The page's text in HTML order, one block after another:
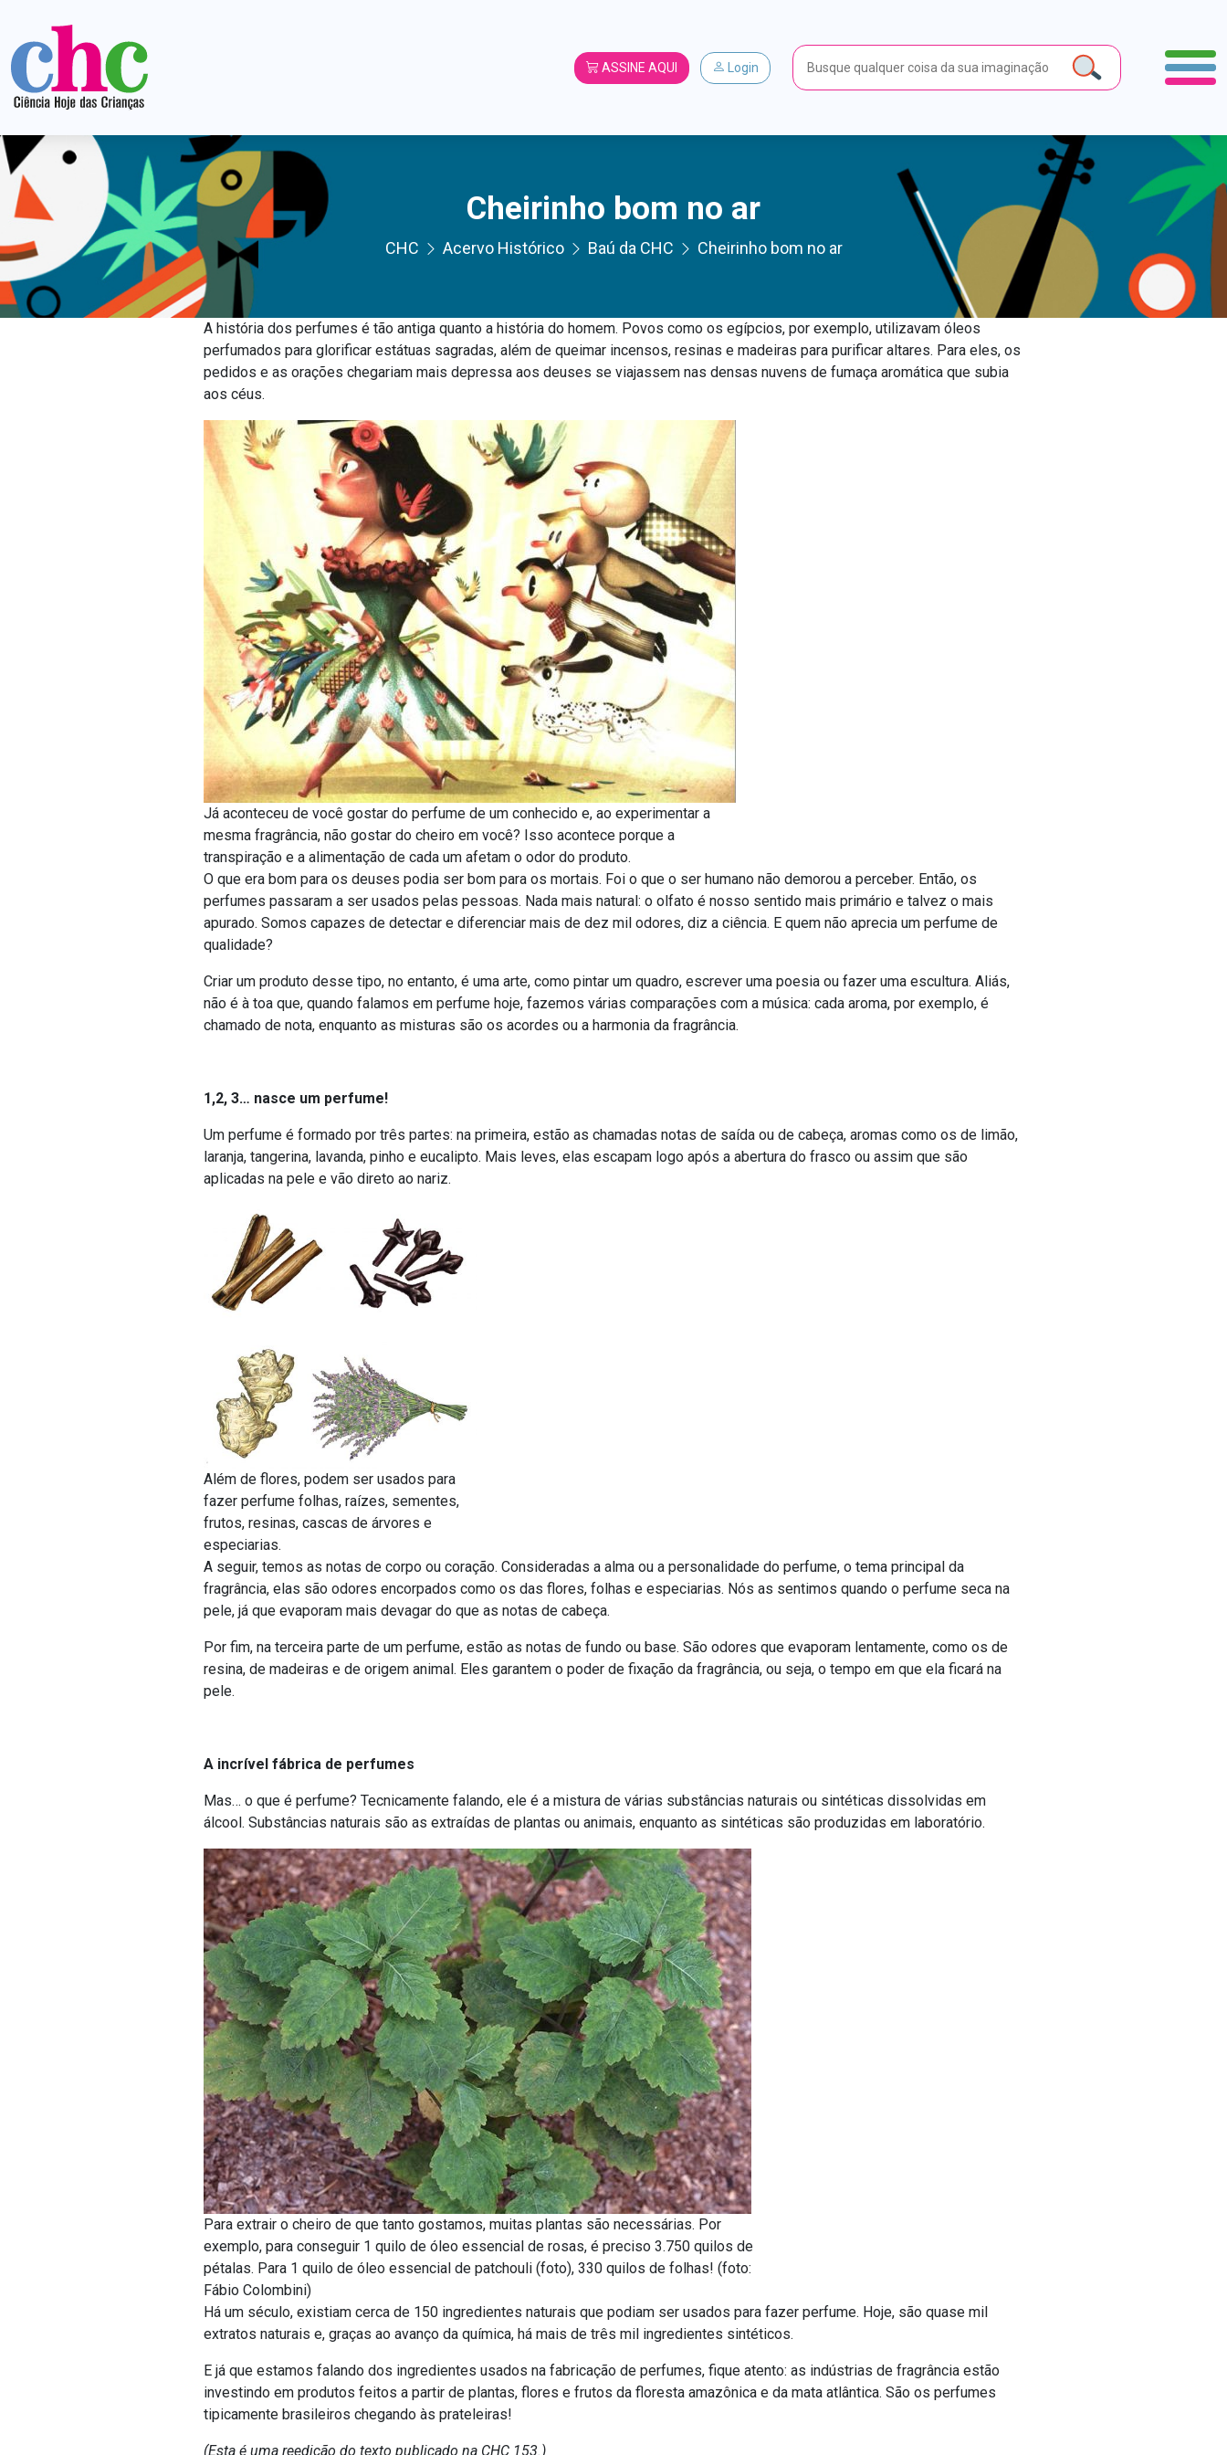
ASSINE AQUI Login
Cheirinho bom no ar
CHC Acervo Histórico Baú da CHC Cheirinho bom no ar
A história dos perfumes é tão antiga quanto a história do homem. Povos como os egípcios, por exemplo, utilizavam óleos
perfumados para glorificar estátuas sagradas, além de queimar incensos, resinas e madeiras para purificar altares. Para eles, os
pedidos e as orações chegariam mais depressa aos deuses se viajassem nas densas nuvens de fumaça aromática que subia
aos céus.
Já aconteceu de você gostar do perfume de um conhecido e, ao experimentar a
mesma fragrância, não gostar do cheiro em você? Isso acontece porque a
transpiração e a alimentação de cada um afetam o odor do produto.
O que era bom para os deuses podia ser bom para os mortais. Foi o que o ser humano não demorou a perceber. Então, os
perfumes passaram a ser usados pelas pessoas. Nada mais natural: o olfato é nosso sentido mais primário e talvez o mais
apurado. Somos capazes de detectar e diferenciar mais de dez mil odores, diz a ciência. E quem não aprecia um perfume de
qualidade?
Criar um produto desse tipo, no entanto, é uma arte, como pintar um quadro, escrever uma poesia ou fazer uma escultura. Aliás,
não é à toa que, quando falamos em perfume hoje, fazemos várias comparações com a música: cada aroma, por exemplo, é
chamado de nota, enquanto as misturas são os acordes ou a harmonia da fragrância.
1,2, 3… nasce um perfume!
Um perfume é formado por três partes: na primeira, estão as chamadas notas de saída ou de cabeça, aromas como os de limão,
laranja, tangerina, lavanda, pinho e eucalipto. Mais leves, elas escapam logo após a abertura do frasco ou assim que são
aplicadas na pele e vão direto ao nariz.
Além de flores, podem ser usados para
fazer perfume folhas, raízes, sementes,
frutos, resinas, cascas de árvores e
especiarias.
A seguir, temos as notas de corpo ou coração. Consideradas a alma ou a personalidade do perfume, o tema principal da
fragrância, elas são odores encorpados como os das flores, folhas e especiarias. Nós as sentimos quando o perfume seca na
pele, já que evaporam mais devagar do que as notas de cabeça.
Por fim, na terceira parte de um perfume, estão as notas de fundo ou base. São odores que evaporam lentamente, como os de
resina, de madeiras e de origem animal. Eles garantem o poder de fixação da fragrância, ou seja, o tempo em que ela ficará na
pele.
A incrível fábrica de perfumes
Mas… o que é perfume? Tecnicamente falando, ele é a mistura de várias substâncias naturais ou sintéticas dissolvidas em
álcool. Substâncias naturais são as extraídas de plantas ou animais, enquanto as sintéticas são produzidas em laboratório.
Para extrair o cheiro de que tanto gostamos, muitas plantas são necessárias. Por
exemplo, para conseguir 1 quilo de óleo essencial de rosas, é preciso 3.750 quilos de
pétalas. Para 1 quilo de óleo essencial de patchouli (foto), 330 quilos de folhas! (foto:
Fábio Colombini)
Há um século, existiam cerca de 150 ingredientes naturais que podiam ser usados para fazer perfume. Hoje, são quase mil
extratos naturais e, graças ao avanço da química, há mais de três mil ingredientes sintéticos.
E já que estamos falando dos ingredientes usados na fabricação de perfumes, fique atento: as indústrias de fragrância estão
investindo em produtos feitos a partir de plantas, flores e frutos da floresta amazônica e da mata atlântica. São os perfumes
tipicamente brasileiros chegando às prateleiras!
(Esta é uma reedição do texto publicado na CHC 153.)